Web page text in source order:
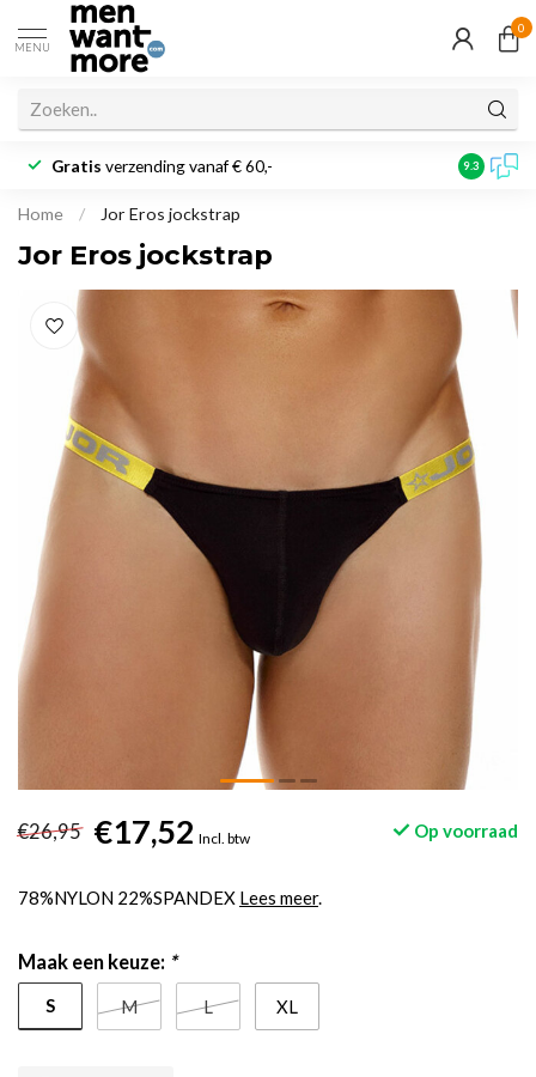
MENU
0
Gratis verzending vanaf € 60,- 9.3
Home / Jor Eros jockstrap
Jor Eros jockstrap
€26,95 €17,52 Incl. btw Op voorraad
78%NYLON 22%SPANDEX Lees meer.
Maak een keuze: *
S M L XL